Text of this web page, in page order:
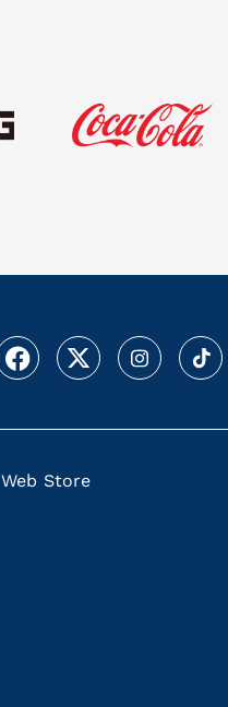
Web Store